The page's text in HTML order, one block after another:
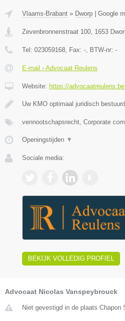
Vlaams-Brabant » Dworp Google
Zevenbronnenstraat 100 1653
Tel: 023059168 , Fax: - , BTW-nr: -
E-mail › Advocaat Reulens
Website: https://advocaatreulens.be
Uw KMO optimaal juridisch bestuurd
vennootschapsrecht, Corporate
Openingstijden ▼
Sociale media:
BEKIJK VOLLEDIG PROFIEL
Advocaat Nicolas Vanspeybrouck
Niet gevestigd in de plaats Chapon